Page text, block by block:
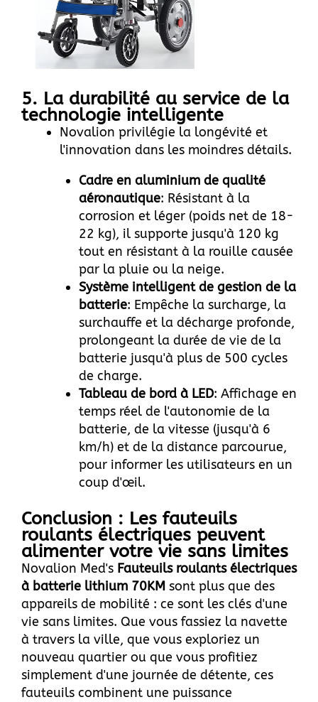
5. La durabilité au service de la
technologie intelligente
Novalion privilégie la longévité et
l'innovation dans les moindres détails.
Cadre en aluminium de qualité
aéronautique: Résistant à la
corrosion et léger (poids net de 18-
22 kg), il supporte jusqu'à 120 kg
tout en résistant à la rouille causée
par la pluie ou la neige.
Système intelligent de gestion de la
batterie: Empêche la surcharge, la
surchauffe et la décharge profonde,
prolongeant la durée de vie de la
batterie jusqu'à plus de 500 cycles
de charge.
Tableau de bord à LED: Affichage en
temps réel de l'autonomie de la
batterie, de la vitesse (jusqu'à 6
km/h) et de la distance parcourue,
pour informer les utilisateurs en un
coup d'œil.
Conclusion : Les fauteuils
roulants électriques peuvent
alimenter votre vie sans limites
Novalion Med's Fauteuils roulants électriques
à batterie lithium 70KM sont plus que des
appareils de mobilité : ce sont les clés d'une
vie sans limites. Que vous fassiez la navette
à travers la ville, que vous exploriez un
nouveau quartier ou que vous profitiez
simplement d'une journée de détente, ces
fauteuils combinent une puissance